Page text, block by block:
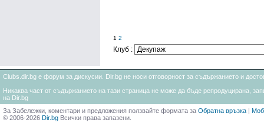
1 2
Клуб :
Clubs.dir.bg е форум за дискусии. Dir.bg не носи отговорност за съдържанието и
Никаква част от съдържанието на тази страница не може да бъде репродуцирана,
на Dir.bg
За Забележки, коментари и предложения ползвайте формата за Обратна връзка |
© 2006-2026 Dir.bg Всички права запазени.